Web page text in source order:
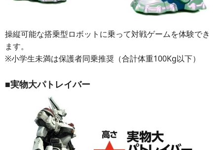
操縦可能な搭乗型ロボットに乗って対戦ゲームを体験でき
ます。
※小学生未満は保護者同乗推奨（合計体重100Kg以下）
■実物大パトレイバー